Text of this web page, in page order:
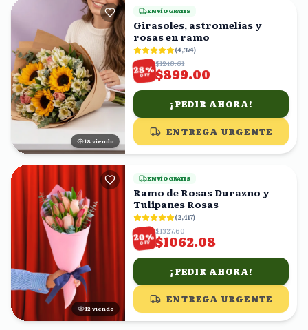
18 viendo
ENVÍO GRATIS
Girasoles, astromelias y
rosas en ramo
(4,374)
28%
OFF
$1248.61
$899.00
¡PEDIR AHORA!
ENTREGA URGENTE
13 viendo
ENVÍO GRATIS
Ramo de Rosas Durazno y
Tulipanes Rosas
(2,417)
20%
OFF
$1327.60
$1062.08
¡PEDIR AHORA!
ENTREGA URGENTE